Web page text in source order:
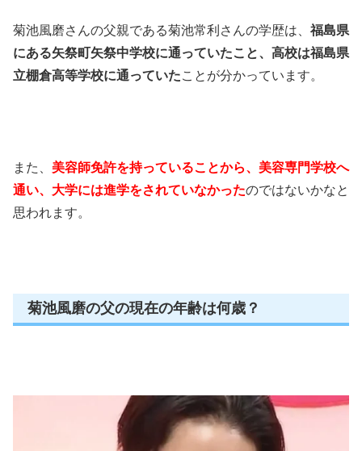
菊池風磨さんの父親である菊池常利さんの学歴は、 福島県
にある矢祭町矢祭中学校に通っていたこと、高校は福島県
立棚倉高等学校に通っていたことが分かっています。
また、 美容師免許を持っていることから、美容専門学校へ
通い、大学には進学をされていなかったのではないかなと
思われます。
菊池風磨の父の現在の年齢は何歳？